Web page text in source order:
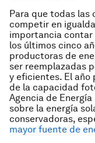
Para que todas las
competir en
importancia contar
los últimos cinco
productoras de
ser reemplazadas
y eficientes. El año
de la capacidad
Agencia de
sobre la energía
conservadoras,
mayor fuente de